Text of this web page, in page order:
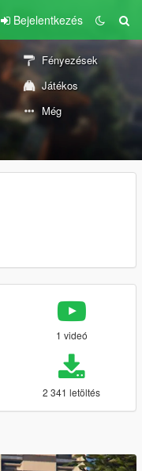
Bejelentkezés
Fényezések
Játékos
Még
1 videó
2 341 letöltés